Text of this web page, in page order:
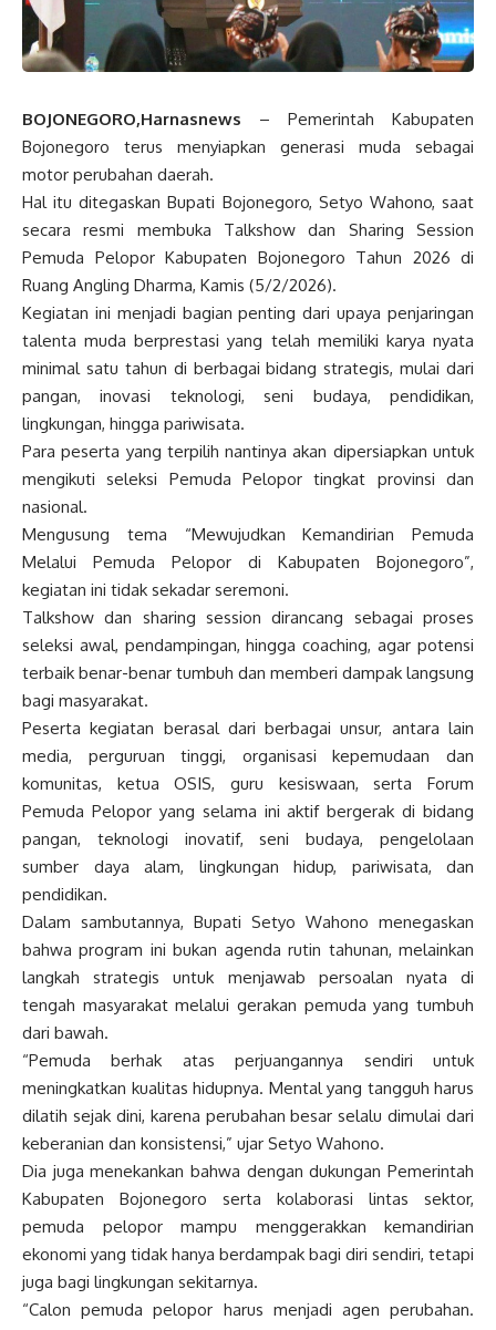
BOJONEGORO,Harnasnews – Pemerintah Kabupaten
Bojonegoro terus menyiapkan generasi muda sebagai
motor perubahan daerah.
Hal itu ditegaskan Bupati Bojonegoro, Setyo Wahono, saat
secara resmi membuka Talkshow dan Sharing Session
Pemuda Pelopor Kabupaten Bojonegoro Tahun 2026 di
Ruang Angling Dharma, Kamis (5/2/2026).
Kegiatan ini menjadi bagian penting dari upaya penjaringan
talenta muda berprestasi yang telah memiliki karya nyata
minimal satu tahun di berbagai bidang strategis, mulai dari
pangan, inovasi teknologi, seni budaya, pendidikan,
lingkungan, hingga pariwisata.
Para peserta yang terpilih nantinya akan dipersiapkan untuk
mengikuti seleksi Pemuda Pelopor tingkat provinsi dan
nasional.
Mengusung tema “Mewujudkan Kemandirian Pemuda
Melalui Pemuda Pelopor di Kabupaten Bojonegoro”,
kegiatan ini tidak sekadar seremoni.
Talkshow dan sharing session dirancang sebagai proses
seleksi awal, pendampingan, hingga coaching, agar potensi
terbaik benar-benar tumbuh dan memberi dampak langsung
bagi masyarakat.
Peserta kegiatan berasal dari berbagai unsur, antara lain
media, perguruan tinggi, organisasi kepemudaan dan
komunitas, ketua OSIS, guru kesiswaan, serta Forum
Pemuda Pelopor yang selama ini aktif bergerak di bidang
pangan, teknologi inovatif, seni budaya, pengelolaan
sumber daya alam, lingkungan hidup, pariwisata, dan
pendidikan.
Dalam sambutannya, Bupati Setyo Wahono menegaskan
bahwa program ini bukan agenda rutin tahunan, melainkan
langkah strategis untuk menjawab persoalan nyata di
tengah masyarakat melalui gerakan pemuda yang tumbuh
dari bawah.
“Pemuda berhak atas perjuangannya sendiri untuk
meningkatkan kualitas hidupnya. Mental yang tangguh harus
dilatih sejak dini, karena perubahan besar selalu dimulai dari
keberanian dan konsistensi,” ujar Setyo Wahono.
Dia juga menekankan bahwa dengan dukungan Pemerintah
Kabupaten Bojonegoro serta kolaborasi lintas sektor,
pemuda pelopor mampu menggerakkan kemandirian
ekonomi yang tidak hanya berdampak bagi diri sendiri, tetapi
juga bagi lingkungan sekitarnya.
“Calon pemuda pelopor harus menjadi agen perubahan.